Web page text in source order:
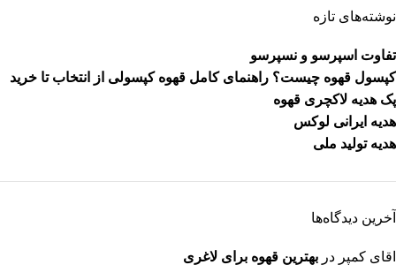
نوشته‌های تازه
تفاوت اسپرسو و نسپرسو
کپسول قهوه چیست؟ راهنمای کامل قهوه کپسولی از انتخاب تا خرید
پک هدیه لاکچری قهوه
هدیه ایرانی لوکس
هدیه تولید ملی
آخرین دیدگاه‌ها
اقای کمپر در بهترین قهوه برای لاغری